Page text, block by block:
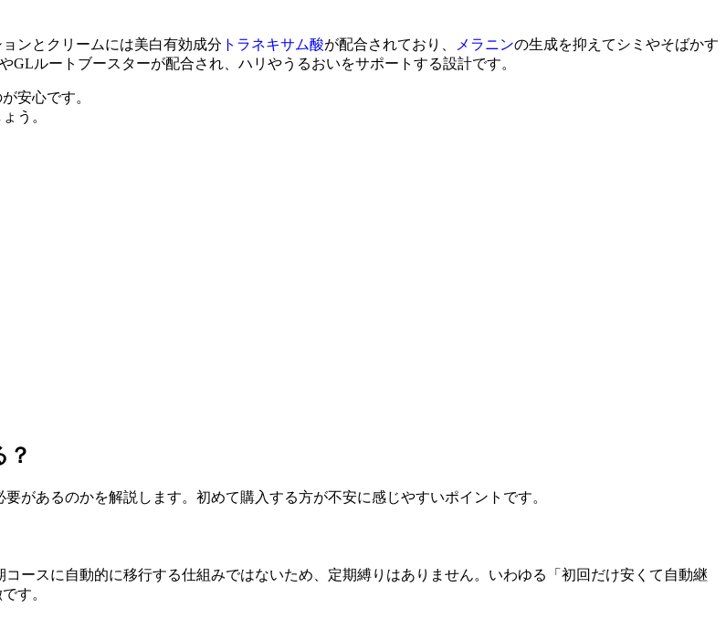
ンとクリームには美白有効成分 トラネキサム酸が配合されており、 メラニンの生成を抑えてシミやそばかす
ルートブースターが配合され、ハリやうるおいをサポートする設計です。
安心です。
う。
があるのかを解説します。初めて購入する方が不安に感じやすいポイントです。
ースに自動的に移行する仕組みではないため、定期縛りはありません。いわゆる「初回だけ安くて自動継
す。